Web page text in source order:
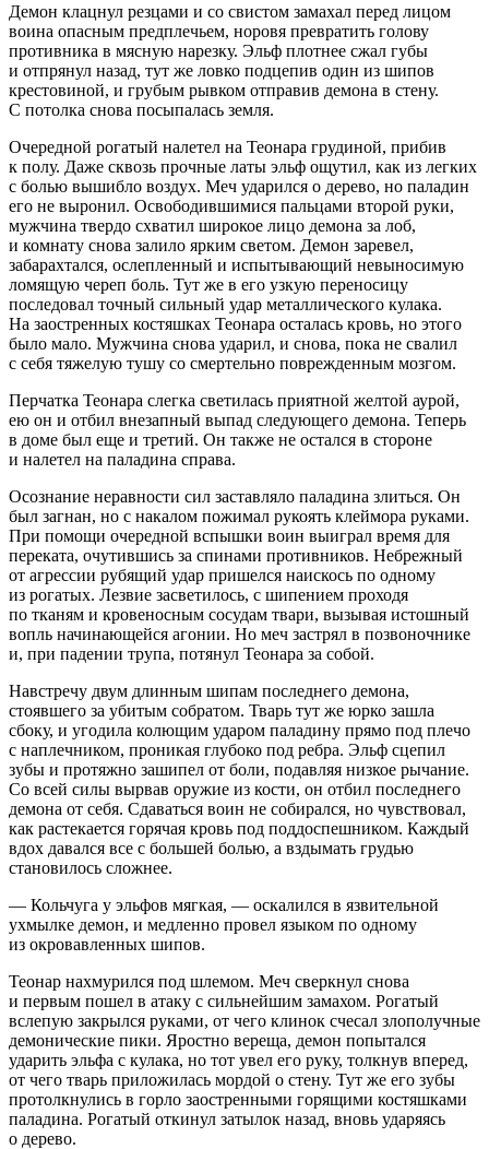
Демон клацнул резцами и со свистом замахал перед лицом
воина опасным предплечьем, норовя превратить голову
противника в мясную нарезку. Эльф плотнее сжал губы
и отпрянул назад, тут же ловко подцепив один из шипов
крестовиной, и грубым рывком отправив демона в стену.
С потолка снова посыпалась земля.
Очередной рогатый налетел на Теонара грудиной, прибив
к полу. Даже сквозь прочные латы эльф ощутил, как из легких
с болью вышибло воздух. Меч ударился о дерево, но паладин
его не выронил. Освободившимися пальцами второй руки,
мужчина твердо схватил широкое лицо демона за лоб,
и комнату снова залило ярким светом. Демон заревел,
забарахтался, ослепленный и испытывающий невыносимую
ломящую череп боль. Тут же в его узкую переносицу
последовал точный сильный удар металлического кулака.
На заостренных костяшках Теонара осталась кровь, но этого
было мало. Мужчина снова ударил, и снова, пока не свалил
с себя тяжелую тушу со смертельно поврежденным мозгом.
Перчатка Теонара слегка светилась приятной желтой аурой,
ею он и отбил внезапный выпад следующего демона. Теперь
в доме был еще и третий. Он также не остался в стороне
и налетел на паладина справа.
Осознание неравности сил заставляло паладина злиться. Он
был загнан, но с накалом пожимал рукоять клеймора руками.
При помощи очередной вспышки воин выиграл время для
переката, очутившись за спинами противников. Небрежный
от агрессии рубящий удар пришелся наискось по одному
из рогатых. Лезвие засветилось, с шипением проходя
по тканям и кровеносным сосудам твари, вызывая истошный
вопль начинающейся агонии. Но меч застрял в позвоночнике
и, при падении трупа, потянул Теонара за собой.
Навстречу двум длинным шипам последнего демона,
стоявшего за убитым собратом. Тварь тут же юрко зашла
сбоку, и угодила колющим ударом паладину прямо под плечо
с наплечником, проникая глубоко под ребра. Эльф сцепил
зубы и протяжно зашипел от боли, подавляя низкое рычание.
Со всей силы вырвав оружие из кости, он отбил последнего
демона от себя. Сдаваться воин не собирался, но чувствовал,
как растекается горячая кровь под поддоспешником. Каждый
вдох давался все с большей болью, а вздымать грудью
становилось сложнее.
— Кольчуга у эльфов мягкая, — оскалился в язвительной
ухмылке демон, и медленно провел языком по одному
из окровавленных шипов.
Теонар нахмурился под шлемом. Меч сверкнул снова
и первым пошел в атаку с сильнейшим замахом. Рогатый
вслепую закрылся руками, от чего клинок счесал злополучные
демонические пики. Яростно вереща, демон попытался
ударить эльфа с кулака, но тот увел его руку, толкнув вперед,
от чего тварь приложилась мордой о стену. Тут же его зубы
протолкнулись в горло заостренными горящими костяшками
паладина. Рогатый откинул затылок назад, вновь ударяясь
о дерево.